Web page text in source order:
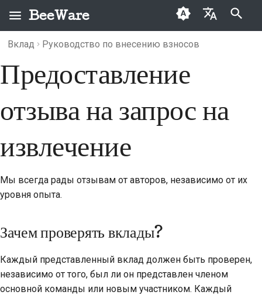
BeeWare
English
العَرَبِيَّة
Dansk
فارسی
日本語
한국어
Инициализация поиска
Что такое BeeWare?
Команда «Пчела»
История и философия
Истории успеха
Рекомендации по
Кодекс поведения
сообщества BeeWare
Управление
аренду
Зачем проверять
вклады?
Могу я оставить
отзыв?
Вклад в
рассмотрение
извлечение
Архив
2024
2023
2018
Категории
Resources
Вклад Руководство по внесению взносов
Предоставление
отзыва на запрос на
извлечение
Мы всегда рады отзывам от авторов, независимо от их
уровня опыта.
Зачем проверять вклады?
Каждый представленный вклад должен быть проверен,
независимо от того, был ли он представлен членом
основной команды или новым участником. Каждый